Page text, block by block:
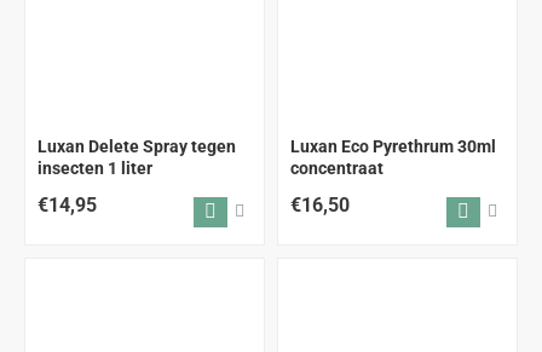
Luxan Delete Spray tegen
insecten 1 liter
€14,95
Luxan Eco Pyrethrum 30ml
concentraat
€16,50